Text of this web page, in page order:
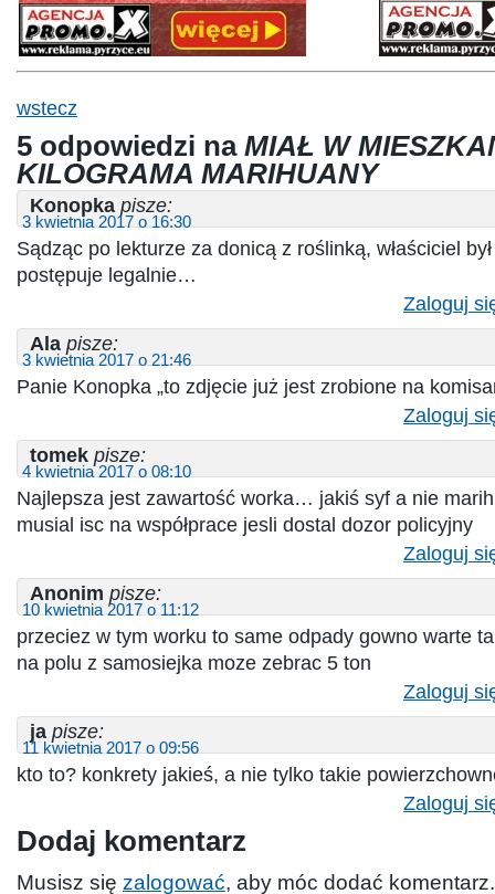
wstecz
5 odpowiedzi na MIAŁ W
KILOGRAMA MARIHUANY
Konopka pisze:
3 kwietnia 2017 o 16:30
Sądząc po lekturze za donicą z roślinką, właściciel
postępuje legalnie…
Zaloguj
Ala pisze:
3 kwietnia 2017 o 21:46
Panie Konopka „to zdjęcie już jest zrobione na
Zaloguj
tomek pisze:
4 kwietnia 2017 o 08:10
Najlepsza jest zawartość worka… jakiś syf a nie
musial isc na współprace jesli dostal dozor policyjny
Zaloguj
Anonim pisze:
10 kwietnia 2017 o 11:12
przeciez w tym worku to same odpady gowno warte
na polu z samosiejka moze zebrac 5 ton
Zaloguj
ja pisze:
11 kwietnia 2017 o 09:56
kto to? konkrety jakieś, a nie tylko takie
Zaloguj
Dodaj komentarz
Musisz się zalogować, aby móc dodać komentarz.